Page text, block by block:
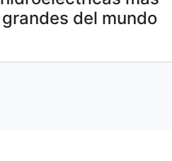
grandes del mundo